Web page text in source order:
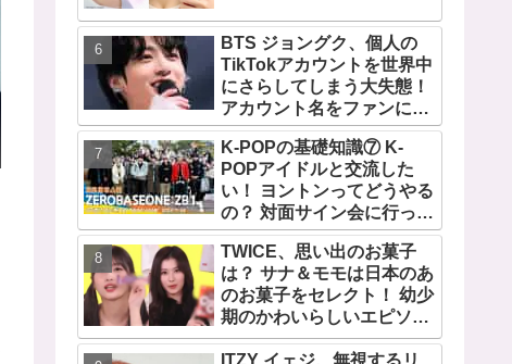
るその人物は大よろこび！
まさに「成功したファン」
だと話題沸騰
BTS ジョングク、個人の
TikTokアカウントを世界中
にさらしてしまう大失態！
アカウント名をファンにい
じられてタジタジに
K-POPの基礎知識⑦ K-
POPアイドルと交流した
い！ ヨントンってどうやる
の？ 対面サイン会に行って
みたい！ ショケ、お見送り
会、握手会・・・リリース
イベントあれこれを紹介
TWICE、思い出のお菓子
は？ サナ＆モモは日本のあ
のお菓子をセレクト！ 幼少
期のかわいらしいエピソー
ドも公開